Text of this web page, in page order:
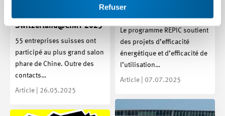
Refuser
Le programme REPIC soutient
des projets d’efficacité
énergétique et d’efficacité de
l’utilisation…
Article | 07.07.2025
Switzerland@CIMT 2025
55 entreprises suisses ont
participé au plus grand salon
phare de Chine. Outre des
contacts…
Article | 26.05.2025